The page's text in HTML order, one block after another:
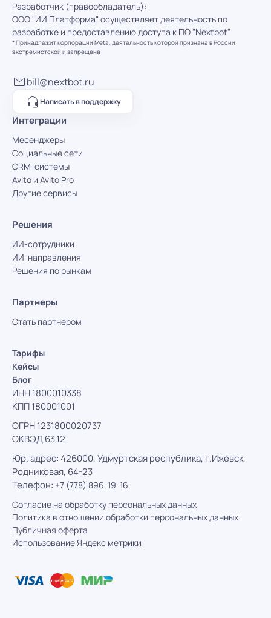
Разработчик (правообладатель):
ООО "ИИ Платформа" осуществляет деятельность по
разработке и предоставлению доступа к ПО "Nextbot"
* Принадлежит корпорации Meta, деятельность которой признана в России
экстремистской и запрещена
bill@nextbot.ru
Написать в поддержку
Интеграции
Месенджеры
Социальные сети
CRM-системы
Avito и Avito Pro
Другие сервисы
Решения
ИИ-сотрудники
ИИ-направления
Решения по рынкам
Партнеры
Стать партнером
Тарифы
Кейсы
Блог
ИНН 1800010338
КПП 180001001
ОГРН 1231800020737
ОКВЭД 63.12
Согласие на обработку персональных данных
Политика в отношении обработки персональных данных
Публичная оферта
Использование Яндекс метрики
Юр. адрес: 426000, Удмуртская республика, г.Ижевск,
Родниковая, 64-23
Телефон: +7 (778) 896-19-16